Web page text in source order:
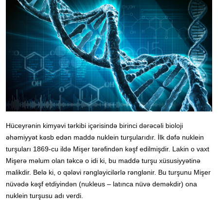
Hüceyrənin kimyəvi tərkibi içərisində birinci dərəcəli bioloji
əhəmiyyət kəsb edən maddə nuklein turşularıdır. İlk dəfə nuklein
turşuları 1869-cu ildə Mişer tərəfindən kəşf edilmişdir. Lakin o vaxt
Mişerə məlum olan təkcə o idi ki, bu maddə turşu xüsusiyyətinə
malikdir. Belə ki, o qələvi rəngləyicilərlə rənglənir. Bu turşunu Mişer
nüvədə kəşf etdiyindən (nukleus – latınca nüvə deməkdir) ona
nuklein turşusu adı verdi.